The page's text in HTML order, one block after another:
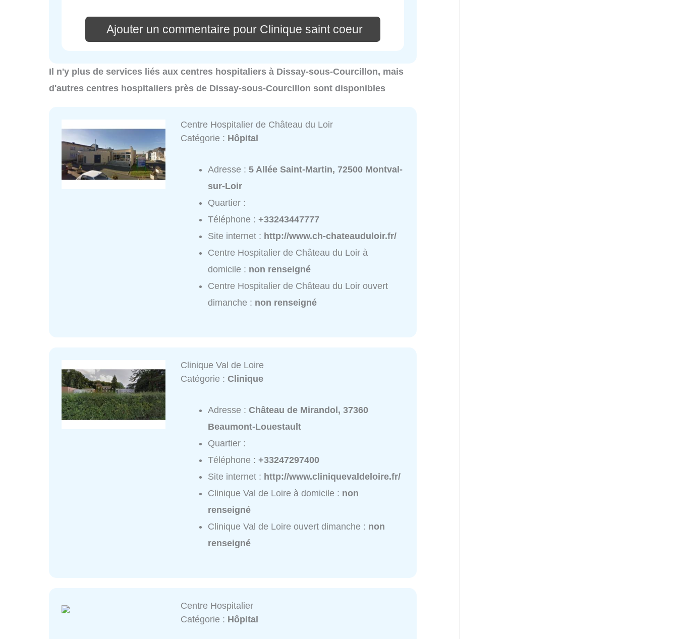
Ajouter un commentaire pour Clinique saint coeur
Il n'y plus de services liés aux centres hospitaliers à Dissay-sous-Courcillon, mais
d'autres centres hospitaliers près de Dissay-sous-Courcillon sont disponibles
Centre Hospitalier de Château du Loir
Catégorie : Hôpital
Adresse :5 Allée Saint-Martin, 72500 Montval-
sur-Loir
Quartier :
Téléphone :+33243447777
Site internet : http://www.ch-chateauduloir.fr/
Centre Hospitalier de Château du Loir à
domicile : non renseigné
Centre Hospitalier de Château du Loir ouvert
dimanche : non renseigné
Clinique Val de Loire
Catégorie :Clinique
Adresse :Château de Mirandol, 37360
Beaumont-Louestault
Quartier :
Téléphone :+33247297400
Site internet : http://www.cliniquevaldeloire.fr/
Clinique Val de Loire à domicile : non
renseigné
Clinique Val de Loire ouvert dimanche : non
renseigné
Centre Hospitalier
Catégorie : Hôpital